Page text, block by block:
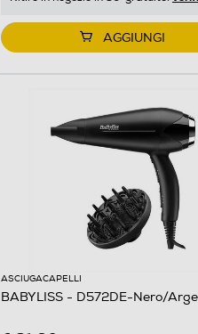
AGGIUNGI
ASCIUGACAPELLI
BABYLISS - D572DE-Nero/